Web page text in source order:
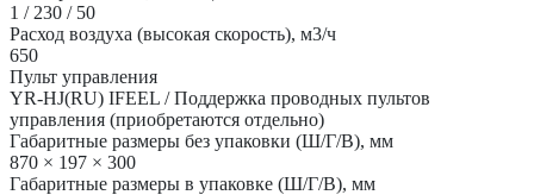
1 / 230 / 50
Расход воздуха (высокая скорость), м3/ч
650
Пульт управления
YR-HJ(RU) IFEEL / Поддержка проводных пультов
управления (приобретаются отдельно)
Габаритные размеры без упаковки (Ш/Г/В), мм
870 × 197 × 300
Габаритные размеры в упаковке (Ш/Г/В), мм